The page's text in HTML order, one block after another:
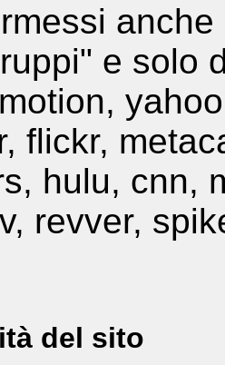
e solo
flickr,
hulu, cnn,
revver,
del sito